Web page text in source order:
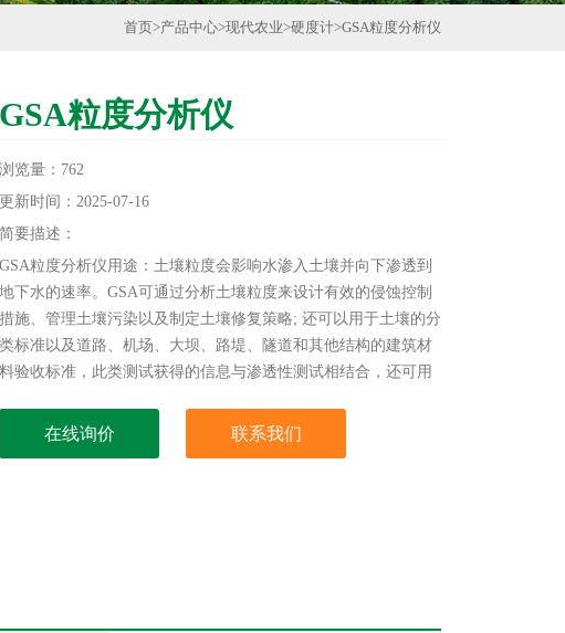
首页>产品中心>现代农业>硬度计>GSA粒度分析仪
GSA粒度分析仪
浏览量：762
更新时间：2025-07-16
简要描述：
GSA粒度分析仪用途：土壤粒度会影响水渗入土壤并向下渗透到
地下水的速率。GSA可通过分析土壤粒度来设计有效的侵蚀控制
措施、管理土壤污染以及制定土壤修复策略; 还可以用于土壤的分
类标准以及道路、机场、大坝、路堤、隧道和其他结构的建筑材
料验收标准，此类测试获得的信息与渗透性测试相结合，还可用
要，因为它有助于评估土壤的承载能力
在线询价 联系我们